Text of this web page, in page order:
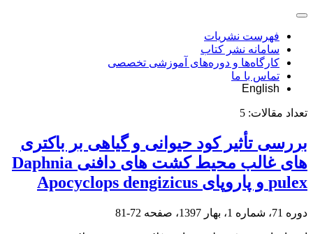
فهرست نشریات
سامانه نشر کتاب
کارگاه‌ها و دوره‌های آموزشی تخصصی
تماس با ما
English
تعداد مقالات: 5
بررسی تأثیر کود حیوانی و گیاهی بر باکتری
های غالب محیط کشت های دافنی Daphnia
pulex و پاروپای Apocyclops dengizicus
دوره 71، شماره 1، بهار 1397، صفحه 72-81